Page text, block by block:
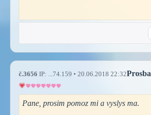
č.3656 IP: ...74.159 • 20.06.2018 22:32Prosba
Pane, prosim pomoz mi a vyslys ma.